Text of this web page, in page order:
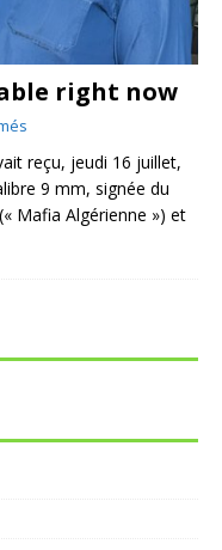
right now
reçu, jeudi 16 juillet,
9 mm, signée du
Mafia Algérienne ») et